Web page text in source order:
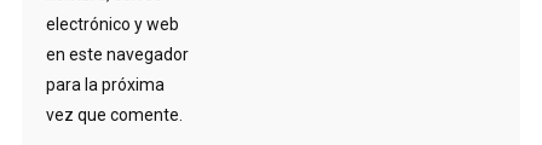
electrónico y web
en este navegador
para la próxima
vez que comente.